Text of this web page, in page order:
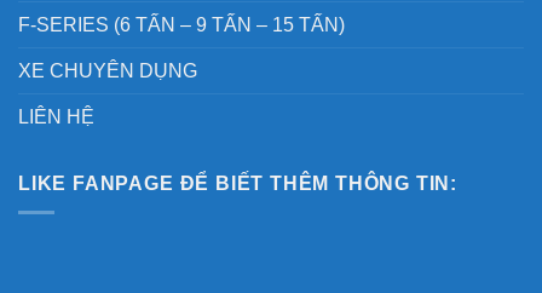
F-SERIES (6 TẤN – 9 TẤN – 15 TẤN)
XE CHUYÊN DỤNG
LIÊN HỆ
LIKE FANPAGE ĐỂ BIẾT THÊM THÔNG TIN: